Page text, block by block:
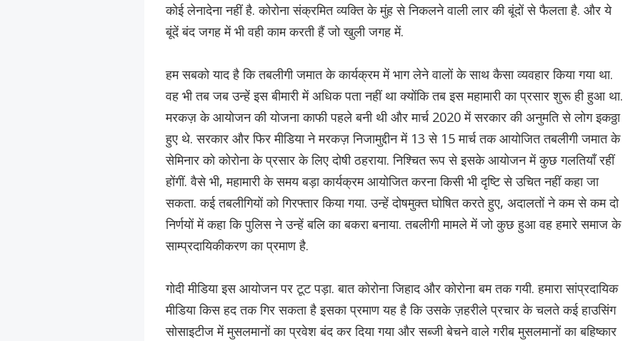
कोई लेनादेना नहीं है. कोरोना संक्रमित व्यक्ति के मुंह से निकलने वाली लार की बूंदों से फैलता है. और ये
बूंदें बंद जगह में भी वही काम करती हैं जो खुली जगह में.
हम सबको याद है कि तबलीगी जमात के कार्यक्रम में भाग लेने वालों के साथ कैसा व्यवहार किया गया था.
वह भी तब जब उन्हें इस बीमारी में अधिक पता नहीं था क्योंकि तब इस महामारी का प्रसार शुरू ही हुआ था.
मरकज़ के आयोजन की योजना काफी पहले बनी थी और मार्च 2020 में सरकार की अनुमति से लोग इकठ्ठा
हुए थे. सरकार और फिर मीडिया ने मरकज़ निजामुद्दीन में 13 से 15 मार्च तक आयोजित तबलीगी जमात के
सेमिनार को कोरोना के प्रसार के लिए दोषी ठहराया. निश्चित रूप से इसके आयोजन में कुछ गलतियाँ रहीं
होंगीं. वैसे भी, महामारी के समय बड़ा कार्यक्रम आयोजित करना किसी भी दृष्टि से उचित नहीं कहा जा
सकता. कई तबलीगियों को गिरफ्तार किया गया. उन्हें दोषमुक्त घोषित करते हुए, अदालतों ने कम से कम दो
निर्णयों में कहा कि पुलिस ने उन्हें बलि का बकरा बनाया. तबलीगी मामले में जो कुछ हुआ वह हमारे समाज के
साम्प्रदायिकीकरण का प्रमाण है.
गोदी मीडिया इस आयोजन पर टूट पड़ा. बात कोरोना जिहाद और कोरोना बम तक गयी. हमारा सांप्रदायिक
मीडिया किस हद तक गिर सकता है इसका प्रमाण यह है कि उसके ज़हरीले प्रचार के चलते कई हाउसिंग
सोसाइटीज में मुसलमानों का प्रवेश बंद कर दिया गया और सब्जी बेचने वाले गरीब मुसलमानों का बहिष्कार